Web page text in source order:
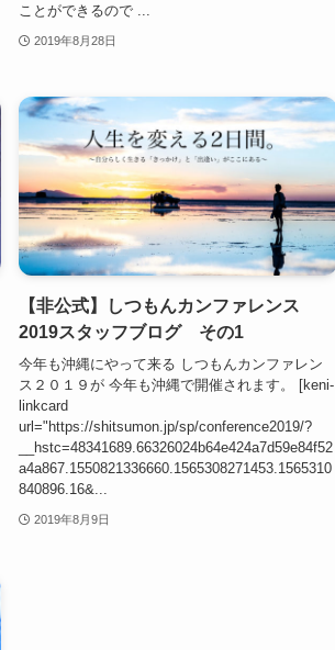
ことができるので ...
2019年8月28日
【非公式】しつもんカンファレンス
2019スタッフブログ その1
今年も沖縄にやって来る しつもんカンファレン
ス２０１９が 今年も沖縄で開催されます。 [keni-
linkcard
url="https://shitsumon.jp/sp/conference2019/?
__hstc=48341689.66326024b64e424a7d59e84f52
a4a867.1550821336660.1565308271453.1565310
840896.16&...
2019年8月9日